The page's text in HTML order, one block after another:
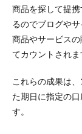
単価
から
2.3
料か
ら選
商品を探して提
るのでブログや
商品やサービス
てカウントされま
これらの成果は
た期日に指定の
す。